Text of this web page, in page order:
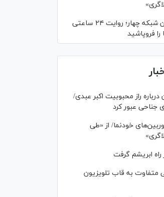
«سوئز» روی آنتن شبکه چهار؛ روایت ۲۴ ساعتی
را فروپاشید
درباره راز محبوبیت اکبر عبدی/
جناحی عبور کرد
خودنما/ از «طی
متفاوت به قاب تلویزیون